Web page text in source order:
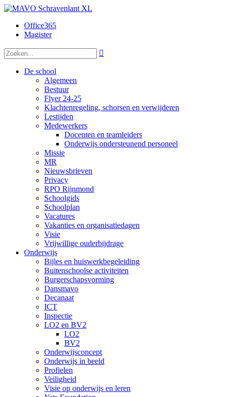
Office365
Magister

De school
Algemeen
Bestuur
Flyer 24-25
Klachtenregeling, schorsen en verwijderen
Lestijden
Medewerkers
Docenten en teamleiders
Onderwijs ondersteunend personeel
Missie
MR
Nieuwsbrieven
Privacy
RPO Rijnmond
Schoolgids
Schoolplan
Vacatures
Vakanties en organisatiedagen
Visie
Vrijwillige ouderbijdrage
Onderwijs
Bijles en huiswerkbegeleiding
Buitenschoolse activiteiten
Burgerschapsvorming
Dansmavo
Decanaat
ICT
Inspectie
LO2 en BV2
LO2
BV2
Onderwijsconcept
Onderwijs in beeld
Profielen
Veiligheid
Visie op onderwijs en leren